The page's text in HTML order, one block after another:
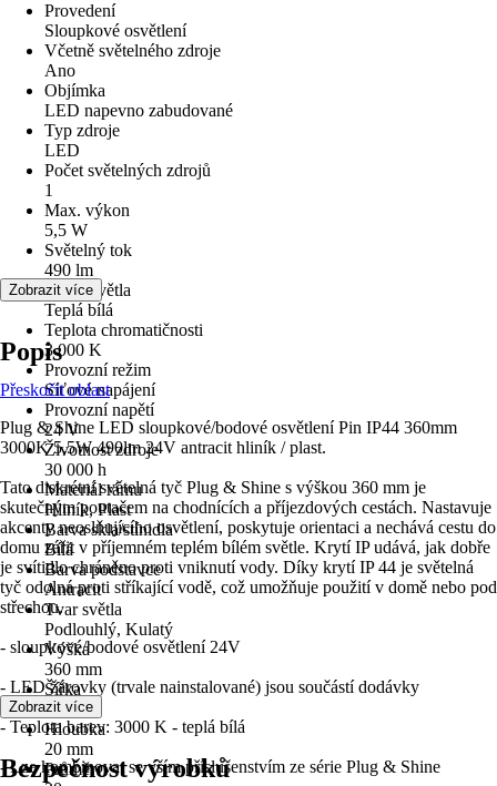
Provedení
Sloupkové osvětlení
Včetně světelného zdroje
Ano
Objímka
LED napevno zabudované
Typ zdroje
LED
Počet světelných zdrojů
1
Max. výkon
5,5 W
Světelný tok
490 lm
Barva světla
Teplá bílá
Teplota chromatičnosti
3 000 K
Provozní režim
Síťové napájení
Provozní napětí
24 V
Životnost zdroje
30 000 h
Materiál rámu
Hliník, Plast
Barva skla/stínidla
Bílá
Barva podstavce
Antracit
Tvar světla
Podlouhlý, Kulatý
Výška
360 mm
Šířka
20 mm
Hloubka
20 mm
Průměr
Zobrazit více
Popis
Přeskočit oblast
Plug & Shine LED sloupkové/bodové osvětlení Pin IP44 360mm
3000K 5,5W 490lm 24V antracit hliník / plast.
Tato diskrétní světelná tyč Plug & Shine s výškou 360 mm je
skutečným poutačem na chodnících a příjezdových cestách. Nastavuje
akcenty neoslňujícího osvětlení, poskytuje orientaci a nechává cestu do
domu zářit v příjemném teplém bílém světle. Krytí IP udává, jak dobře
je svítidlo chráněno proti vniknutí vody. Díky krytí IP 44 je světelná
tyč odolná proti stříkající vodě, což umožňuje použití v domě nebo pod
střechou.
- sloupkové/bodové osvětlení 24V
- LED žárovky (trvale nainstalované) jsou součástí dodávky
- Teplota barev: 3000 K - teplá bílá
- Lze kombinovat se vším příslušenstvím ze série Plug & Shine
Zobrazit více
Bezpečnost výrobků